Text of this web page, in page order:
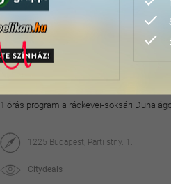
Citydeals
7.200 Ft-tól
Páros dunai privát
1 órás program a ráckevei-soksári Duna
1225 Budapest, Parti stny. 1.
Citydeals